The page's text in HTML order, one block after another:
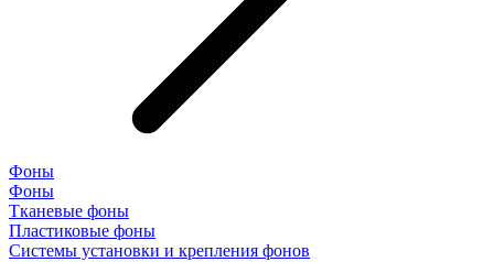
Фоны
Фоны
Тканевые фоны
Пластиковые фоны
Системы установки и крепления фонов